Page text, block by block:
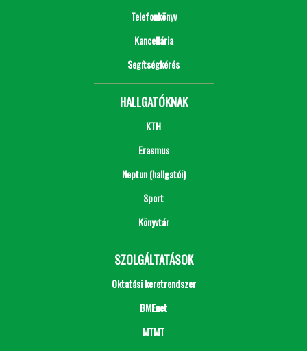
Telefonkönyv
Kancellária
Segítségkérés
HALLGATÓKNAK
KTH
Erasmus
Neptun (hallgatói)
Sport
Könyvtár
SZOLGÁLTATÁSOK
Oktatási keretrendszer
BMEnet
MTMT